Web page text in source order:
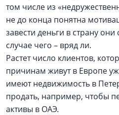
том числе из
не до конца понятна
завести деньги в страну они
случае чего – вряд ли.
Растет число клиентов,
причинам живут в Европе
имеют недвижимость в
продать, например, чтобы
активы в ОАЭ.